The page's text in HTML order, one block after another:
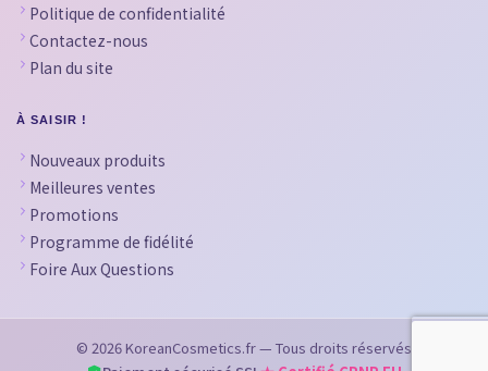
Politique de confidentialité
Contactez-nous
Plan du site
À SAISIR !
Nouveaux produits
Meilleures ventes
Promotions
Programme de fidélité
Foire Aux Questions
© 2026 KoreanCosmetics.fr — Tous droits réservés